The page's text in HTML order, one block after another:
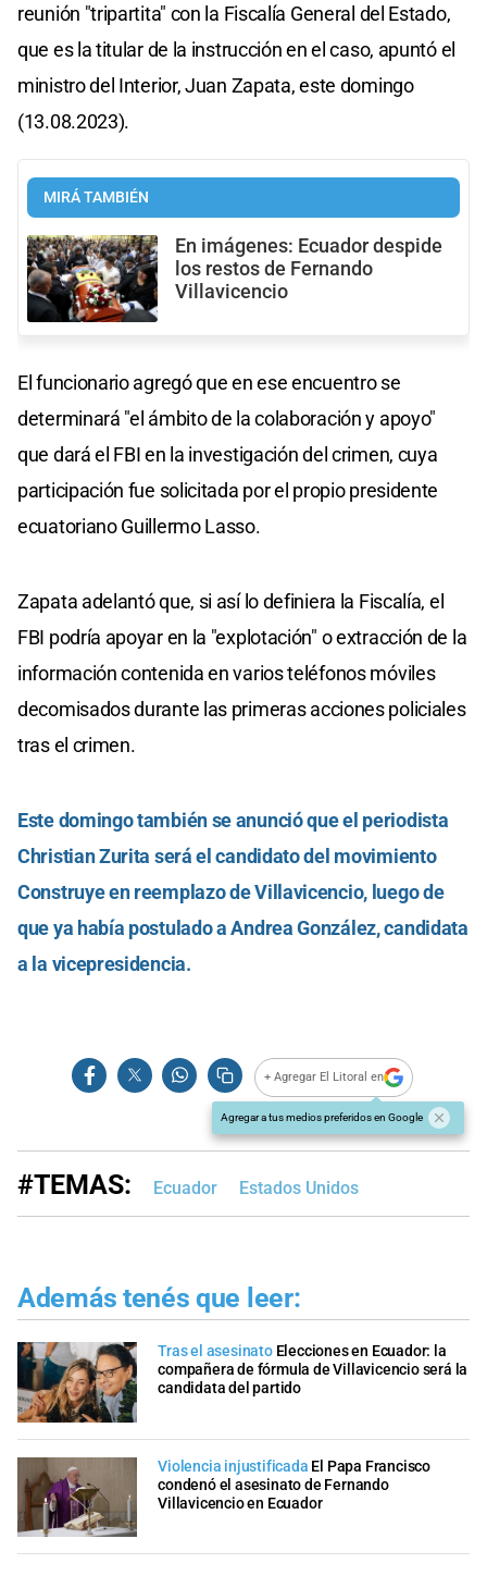
reunión "tripartita" con la Fiscalía General del Estado,
que es la titular de la instrucción en el caso, apuntó el
ministro del Interior, Juan Zapata, este domingo
(13.08.2023).
MIRÁ TAMBIÉN
En imágenes: Ecuador despide
los restos de Fernando
Villavicencio
El funcionario agregó que en ese encuentro se
determinará "el ámbito de la colaboración y apoyo"
que dará el FBI en la investigación del crimen, cuya
participación fue solicitada por el propio presidente
ecuatoriano Guillermo Lasso.
Zapata adelantó que, si así lo definiera la Fiscalía, el
FBI podría apoyar en la "explotación" o extracción de la
información contenida en varios teléfonos móviles
decomisados durante las primeras acciones policiales
tras el crimen.
Este domingo también se anunció que el periodista
Christian Zurita será el candidato del movimiento
Construye en reemplazo de Villavicencio, luego de
que ya había postulado a Andrea González, candidata
a la vicepresidencia.
+ Agregar El Litoral en
Agregar a tus medios preferidos en Google
#TEMAS: Ecuador Estados Unidos
Además tenés que leer:
Tras el asesinato Elecciones en Ecuador: la
compañera de fórmula de Villavicencio será la
candidata del partido
Violencia injustificada El Papa Francisco
condenó el asesinato de Fernando
Villavicencio en Ecuador